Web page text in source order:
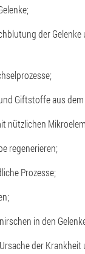
der Gelenke
Giftstoffe aus
nützlichen
regenerieren;
Prozesse;
in den
der